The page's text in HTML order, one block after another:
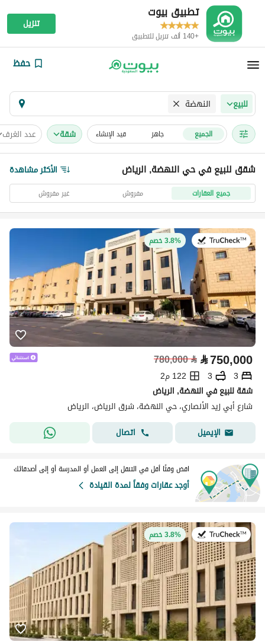
تطبيق بيوت
+140 ألف تنزيل للتطبيق
تنزيل
حفظ
للبيع النهضة
الجميع جاهز قيد الإنشاء شقة عدد الغرف
شقق للبيع في حي النهضة, الرياض الأكثر مشاهدة
جميع العقارات مفروش غير مفروش
في:7 يوليو 20263.8% خصم
⃁750,000
⃁
780,000
3
3
122 م2
شقة للبيع في النهضة, الرياض
شارع أبي زيد الأنصاري، حي النهضة، شرق الرياض، الرياض
الإيميل
اتصال
اقض وقتًا أقل في التنقل إلى العمل أو المدرسة أو إلى أصدقائك
أوجد عقارات وفقاً لمدة القيادة
في:31 يوليو 20263.8% خصم